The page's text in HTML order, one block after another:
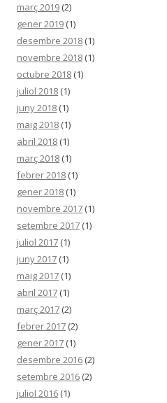
març 2019 (2)
gener 2019 (1)
desembre 2018 (1)
novembre 2018 (1)
octubre 2018 (1)
juliol 2018 (1)
juny 2018 (1)
maig 2018 (1)
abril 2018 (1)
març 2018 (1)
febrer 2018 (1)
gener 2018 (1)
novembre 2017 (1)
setembre 2017 (1)
juliol 2017 (1)
juny 2017 (1)
maig 2017 (1)
abril 2017 (1)
març 2017 (2)
febrer 2017 (2)
gener 2017 (1)
desembre 2016 (2)
setembre 2016 (2)
juliol 2016 (1)